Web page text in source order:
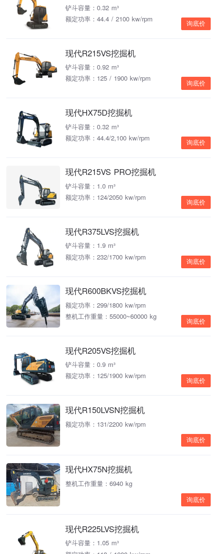
铲斗容量：0.32 m³
额定功率：44.4 / 2100 kw/rpm
询底价
现代R215VS挖掘机
铲斗容量：0.92 m³
额定功率：125 / 1900 kw/rpm
询底价
现代HX75D挖掘机
铲斗容量：0.32 m³
额定功率：44.4/2,100 kw/rpm
询底价
现代R215VS PRO挖掘机
铲斗容量：1.0 m³
额定功率：124/2050 kw/rpm
询底价
现代R375LVS挖掘机
铲斗容量：1.9 m³
额定功率：232/1700 kw/rpm
询底价
现代R600BKVS挖掘机
额定功率：299/1800 kw/rpm
整机工作重量：55000~60000 kg
询底价
现代R205VS挖掘机
铲斗容量：0.9 m³
额定功率：125/1900 kw/rpm
询底价
现代R150LVSN挖掘机
额定功率：131/2200 kw/rpm
询底价
现代HX75N挖掘机
整机工作重量：6940 kg
询底价
现代R225LVS挖掘机
铲斗容量：1.05 m³